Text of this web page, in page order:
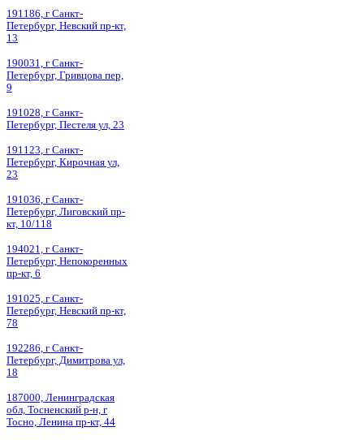
191186, г Санкт-
Петербург, Невский пр-кт,
13
190031, г Санкт-
Петербург, Гривцова пер,
9
191028, г Санкт-
Петербург, Пестеля ул, 23
191123, г Санкт-
Петербург, Кирочная ул,
23
191036, г Санкт-
Петербург, Лиговский пр-
кт, 10/118
194021, г Санкт-
Петербург, Непокоренных
пр-кт, 6
191025, г Санкт-
Петербург, Невский пр-кт,
78
192286, г Санкт-
Петербург, Димитрова ул,
18
187000, Ленинградская
обл, Тосненский р-н, г
Тосно, Ленина пр-кт, 44